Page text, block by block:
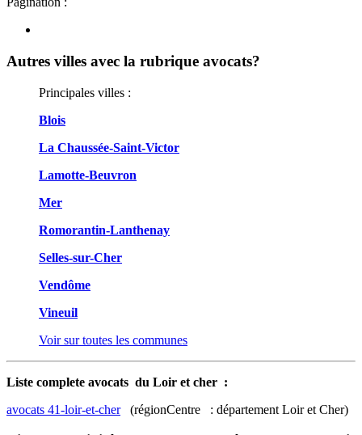
Autres villes avec la rubrique avocats?
Principales villes :
Blois
La Chaussée-Saint-Victor
Lamotte-Beuvron
Mer
Romorantin-Lanthenay
Selles-sur-Cher
Vendôme
Vineuil
Voir sur toutes les communes
Liste complete avocats du Loir et cher :
avocats 41-loir-et-cher(régionCentre : département Loir et Cher)